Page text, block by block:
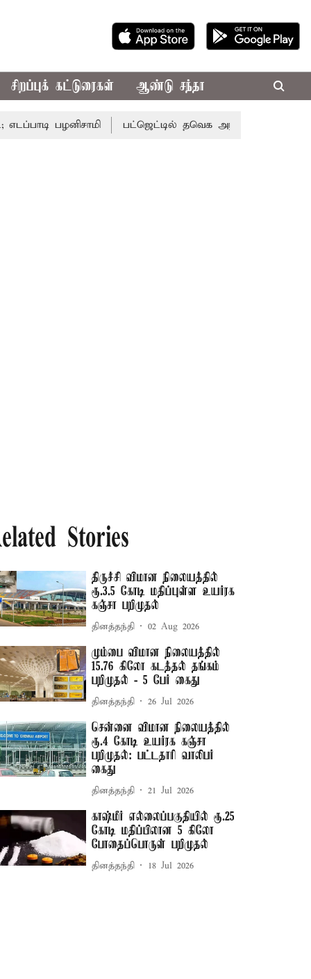
சிறப்புக் கட்டுரைகள் ஆண்டு சந்தா
பட்ஜெட்டில் தவெக அரசின் வாக்குறுதிகள்
Stories
திருச்சி விமான நிலையத்தில்
ரூ.3.5 கோடி மதிப்புள்ள உயர்ரக
கஞ்சா பறிமுதல்
தினத்தந்தி 02 Aug 2026
மும்பை விமான நிலையத்தில்
15.76 கிலோ கடத்தல் தங்கம்
பறிமுதல் - 5 பேர் கைது
தினத்தந்தி 26 Jul 2026
சென்னை விமான நிலையத்தில்
ரூ.4 கோடி உயர்ரக கஞ்சா
பறிமுதல்: பட்டதாரி வாலிபர்
கைது
தினத்தந்தி 21 Jul 2026
காஷ்மீர் எல்லைப்பகுதியில் ரூ.25
கோடி மதிப்பிலான 5 கிலோ
போதைப்பொருள் பறிமுதல்
தினத்தந்தி 18 Jul 2026